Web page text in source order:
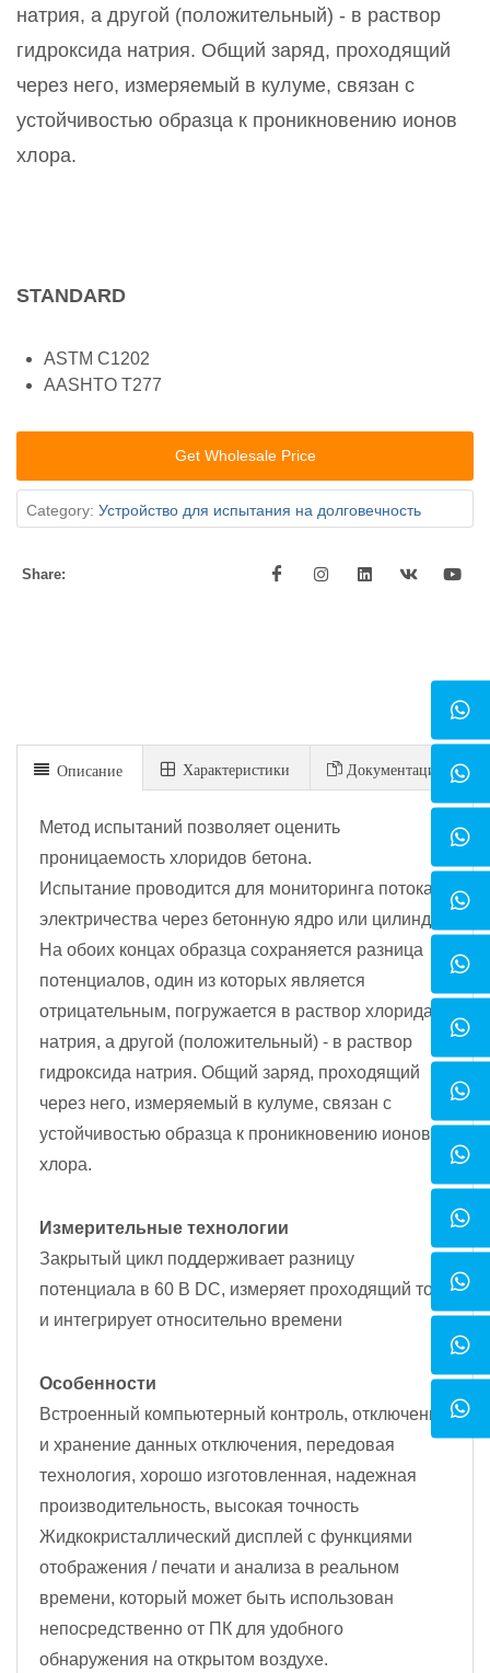
натрия, а другой (положительный) - в раствор
гидроксида натрия. Общий заряд, проходящий
через него, измеряемый в кулуме, связан с
устойчивостью образца к проникновению ионов
хлора.
STANDARD
ASTM C1202
AASHTO T277
Get Wholesale Price
Category: Устройство для испытания на долговечность
Share:
Описание Xарактеристики Документация
Метод испытаний позволяет оценить
проницаемость хлоридов бетона.
Испытание проводится для мониторинга потока
электричества через бетонную ядро или цилиндр.
На обоих концах образца сохраняется разница
потенциалов, один из которых является
отрицательным, погружается в раствор хлорида
натрия, а другой (положительный) - в раствор
гидроксида натрия. Общий заряд, проходящий
через него, измеряемый в кулуме, связан с
устойчивостью образца к проникновению ионов
хлора.
Измерительные технологии
Закрытый цикл поддерживает разницу
потенциала в 60 В DC, измеряет проходящий ток
и интегрирует относительно времени
Особенности
Встроенный компьютерный контроль, отключение
и хранение данных отключения, передовая
технология, хорошо изготовленная, надежная
производительность, высокая точность
Жидкокристаллический дисплей с функциями
отображения / печати и анализа в реальном
времени, который может быть использован
непосредственно от ПК для удобного
обнаружения на открытом воздухе.